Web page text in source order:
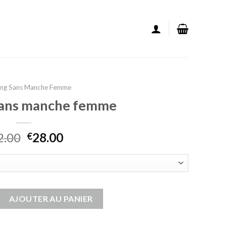
Sans Manche Femme
manche femme
€28.00
AJOUTER AU PANIER